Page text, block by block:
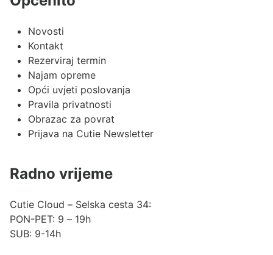
Novosti
Kontakt
Rezerviraj termin
Najam opreme
Opći uvjeti poslovanja
Pravila privatnosti
Obrazac za povrat
Prijava na Cutie Newsletter
Radno vrijeme
Cutie Cloud – Selska cesta 34:
PON-PET: 9 – 19h
SUB: 9-14h